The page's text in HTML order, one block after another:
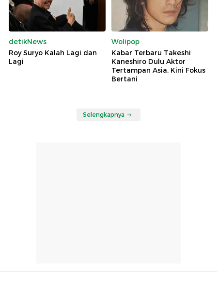
detikNews
Roy Suryo Kalah Lagi dan
Lagi
Wolipop
Kabar Terbaru Takeshi
Kaneshiro Dulu Aktor
Tertampan Asia, Kini Fokus
Bertani
Selengkapnya